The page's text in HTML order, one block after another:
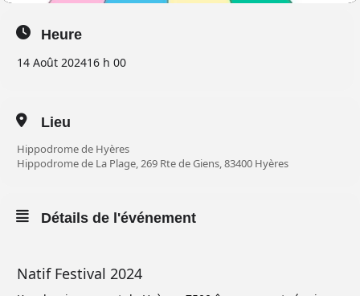
Heure
14 Août 202416 h 00
Lieu
Hippodrome de Hyères
Hippodrome de La Plage, 269 Rte de Giens, 83400 Hyères
Détails de l'événement
Natif Festival 2024